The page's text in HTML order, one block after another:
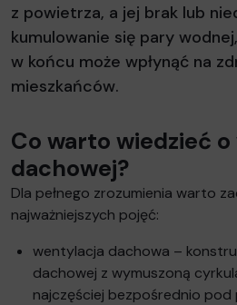
z powietrza, a jej brak lub
kumulowanie się pary
w końcu może wpłynąć na
mieszkańców.
Co warto wiedzieć
dachowej?
Dla pełnego zrozumienia warto
najważniejszych pojęć:
wentylacja dachowa –
dachowej z wymuszoną
najczęściej bezpośrednio pod